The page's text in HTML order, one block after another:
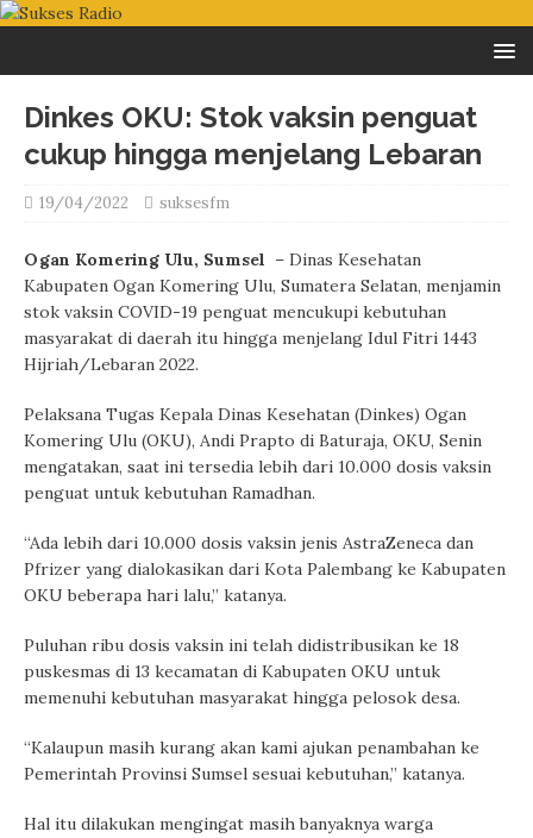
Dinkes OKU: Stok vaksin penguat
cukup hingga menjelang Lebaran
19/04/2022 suksesfm
Ogan Komering Ulu, Sumsel – Dinas Kesehatan
Kabupaten Ogan Komering Ulu, Sumatera Selatan, menjamin
stok vaksin COVID-19 penguat mencukupi kebutuhan
masyarakat di daerah itu hingga menjelang Idul Fitri 1443
Hijriah/Lebaran 2022.
Pelaksana Tugas Kepala Dinas Kesehatan (Dinkes) Ogan
Komering Ulu (OKU), Andi Prapto di Baturaja, OKU, Senin
mengatakan, saat ini tersedia lebih dari 10.000 dosis vaksin
penguat untuk kebutuhan Ramadhan.
“Ada lebih dari 10.000 dosis vaksin jenis AstraZeneca dan
Pfrizer yang dialokasikan dari Kota Palembang ke Kabupaten
OKU beberapa hari lalu,” katanya.
Puluhan ribu dosis vaksin ini telah didistribusikan ke 18
puskesmas di 13 kecamatan di Kabupaten OKU untuk
memenuhi kebutuhan masyarakat hingga pelosok desa.
“Kalaupun masih kurang akan kami ajukan penambahan ke
Pemerintah Provinsi Sumsel sesuai kebutuhan,” katanya.
Hal itu dilakukan mengingat masih banyaknya warga